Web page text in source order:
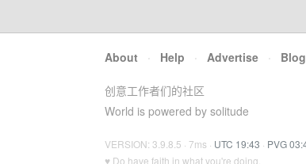
About · Help · Advertise · Blog
创意工作者们的社区
World is powered by solitude
VERSION: 3.9.8.5 · 7ms · UTC 19:43 · PVG
♥ Do have faith in what you're doing.